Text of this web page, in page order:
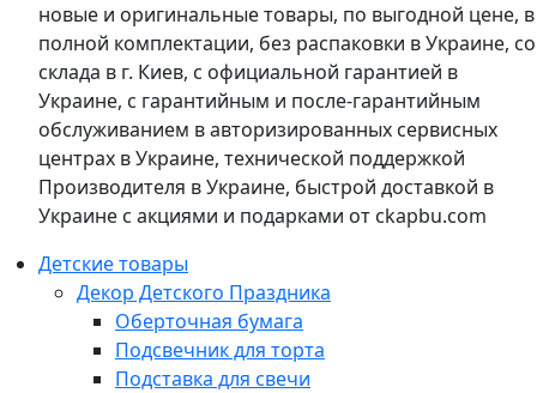
новые и оригинальные товары, по выгодной цене, в
полной комплектации, без распаковки в Украине, со
склада в г. Киев, с официальной гарантией в
Украине, с гарантийным и после-гарантийным
обслуживанием в авторизированных сервисных
центрах в Украине, технической поддержкой
Производителя в Украине, быстрой доставкой в
Украине с акциями и подарками от ckapbu.com
Детские товары
Декор Детского Праздника
Оберточная бумага
Подсвечник для торта
Подставка для свечи